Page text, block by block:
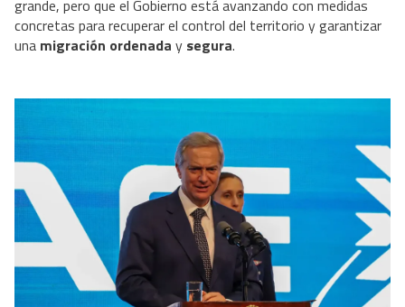
grande, pero que el Gobierno está avanzando con medidas
concretas para recuperar el control del territorio y garantizar
una migración ordenada y segura.